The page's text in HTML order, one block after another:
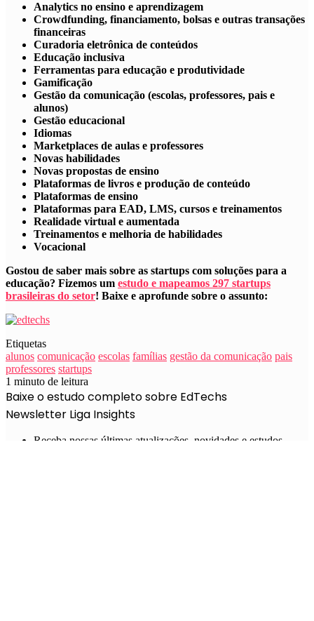
Analytics no ensino e aprendizagem
Crowdfunding, financiamento, bolsas e outras transações
financeiras
Curadoria eletrônica de conteúdos
Educação inclusiva
Ferramentas para educação e produtividade
Gamificação
Gestão da comunicação (escolas, professores, pais e
alunos)
Gestão educacional
Idiomas
Marketplaces de aulas e professores
Novas habilidades
Novas propostas de ensino
Plataformas de livros e produção de conteúdo
Plataformas de ensino
Plataformas para EAD, LMS, cursos e treinamentos
Realidade virtual e aumentada
Treinamentos e melhoria de habilidades
Vocacional
Gostou de saber mais sobre as startups com soluções para a
educação? Fizemos um estudo e mapeamos 297 startups
brasileiras do setor! Baixe e aprofunde sobre o assunto:
Etiquetas
alunos comunicação escolas famílias gestão da comunicação pais
professores startups
1 minuto de leitura
Baixe o estudo completo sobre EdTechs
Newsletter Liga Insights
Receba nossas últimas atualizações, novidades e estudos